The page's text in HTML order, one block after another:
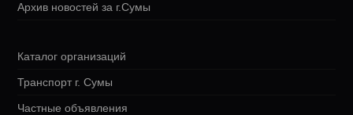
Архив новостей за г.Сумы
Каталог организаций
Транспорт г. Сумы
Частные объявления